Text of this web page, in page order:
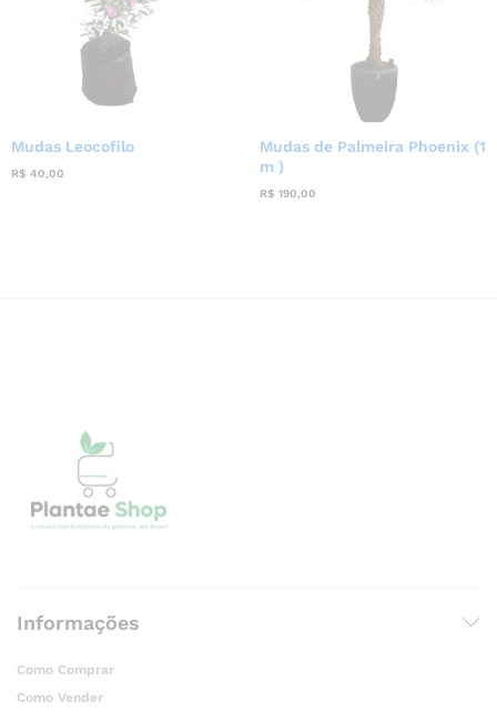
Mudas Leocofilo
R$ 40,00
Mudas de Palmeira Phoenix (1
m )
R$ 190,00
Informações
Como Comprar
Como Vender